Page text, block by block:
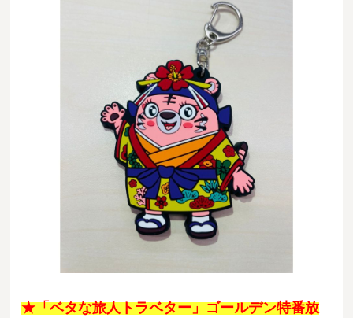
★「ベタな旅人トラベター」ゴールデン特番放